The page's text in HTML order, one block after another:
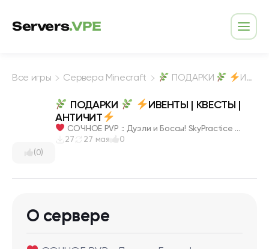
Servers.VPE
Все игры Сервера Minecraft ПОДАРКИ ИВЕНТЫ | КВЕСТЫ | АНТИЧИТ
(0)
ПОДАРКИ
ИВЕНТЫ | КВЕСТЫ |
АНТИЧИТ
СОЧНОЕ PVP :: Дуэли и Боссы! SkyPractice ...
27
27 мая 0
О сервере